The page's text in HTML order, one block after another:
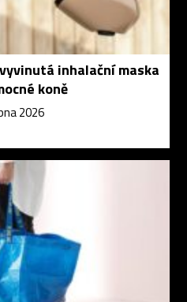
inhalační maska
koně
2026